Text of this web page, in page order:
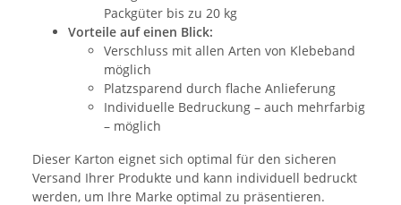
Packgüter bis zu 20 kg
Vorteile auf einen Blick:
Verschluss mit allen Arten von Klebeband
möglich
Platzsparend durch flache Anlieferung
Individuelle Bedruckung – auch mehrfarbig
– möglich
Dieser Karton eignet sich optimal für den sicheren
Versand Ihrer Produkte und kann individuell bedruckt
werden, um Ihre Marke optimal zu präsentieren.